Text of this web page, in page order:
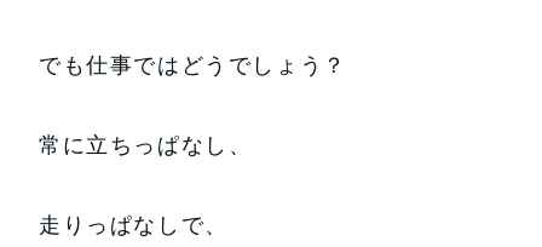
でも仕事ではどうでしょう？
常に立ちっぱなし、
走りっぱなしで、